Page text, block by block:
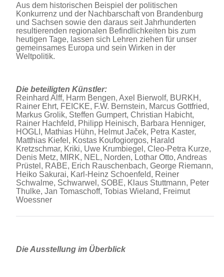
Aus dem historischen Beispiel der politischen
Konkurrenz und der Nachbarschaft von Brandenburg
und Sachsen sowie den daraus seit Jahrhunderten
resultierenden regionalen Befindlichkeiten bis zum
heutigen Tage, lassen sich Lehren ziehen für unser
gemeinsames Europa und sein Wirken in der
Weltpolitik.
Die beteiligten Künstler:
Reinhard Alff, Harm Bengen, Axel Bierwolf, BURKH,
Rainer Ehrt, FEICKE, F.W. Bernstein, Marcus Gottfried,
Markus Grolik, Steffen Gumpert, Christian Habicht,
Rainer Hachfeld, Philipp Heinisch, Barbara Henniger,
HOGLI, Mathias Hühn, Helmut Jaček, Petra Kaster,
Matthias Kiefel, Kostas Koufogiorgos, Harald
Kretzschmar, Kriki, Uwe Krumbiegel, Cleo-Petra Kurze,
Denis Metz, MIRK, NEL, Norden, Lothar Otto, Andreas
Prüstel, RABE, Erich Rauschenbach, George Riemann,
Heiko Sakurai, Karl-Heinz Schoenfeld, Reiner
Schwalme, Schwarwel, SOBE, Klaus Stuttmann, Peter
Thulke, Jan Tomaschoff, Tobias Wieland, Freimut
Woessner
Die Ausstellung im Überblick